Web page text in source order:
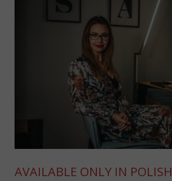
AVAILABLE ONLY IN POLISH